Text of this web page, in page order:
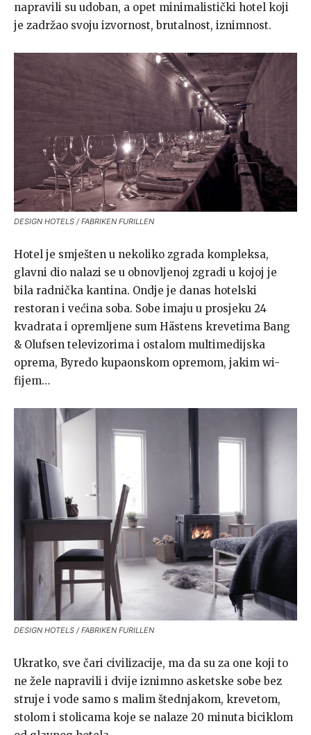
napravili su udoban, a opet minimalistički hotel koji
je zadržao svoju izvornost, brutalnost, iznimnost.
DESIGN HOTELS / FABRIKEN FURILLEN
Hotel je smješten u nekoliko zgrada kompleksa,
glavni dio nalazi se u obnovljenoj zgradi u kojoj je
bila radnička kantina. Ondje je danas hotelski
restoran i većina soba. Sobe imaju u prosjeku 24
kvadrata i opremljene sum Hästens krevetima Bang
& Olufsen televizorima i ostalom multimedijska
oprema, Byredo kupaonskom opremom, jakim wi-
fijem…
DESIGN HOTELS / FABRIKEN FURILLEN
Ukratko, sve čari civilizacije, ma da su za one koji to
ne žele napravili i dvije iznimno asketske sobe bez
struje i vode samo s malim štednjakom, krevetom,
stolom i stolicama koje se nalaze 20 minuta biciklom